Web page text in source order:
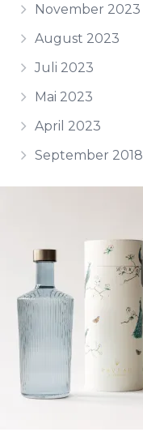
November 2023
August 2023
Juli 2023
Mai 2023
April 2023
September 2018